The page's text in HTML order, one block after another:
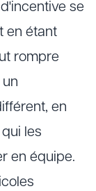
se
en étant
rompre
en
les
en équipe.